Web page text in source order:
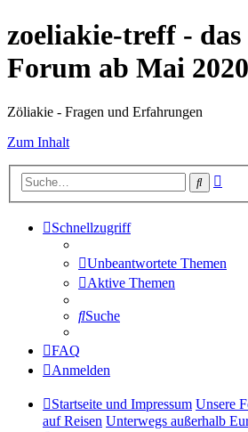
zoeliakie-treff - das
Forum ab Mai 2020
Zöliakie - Fragen und Erfahrungen
Zum Inhalt
Suche
Schnellzugriff
Unbeantwortete Themen
Aktive Themen
Suche
FAQ
Anmelden
Startseite und Impressum Unsere
auf Reisen Unterwegs außerhalb